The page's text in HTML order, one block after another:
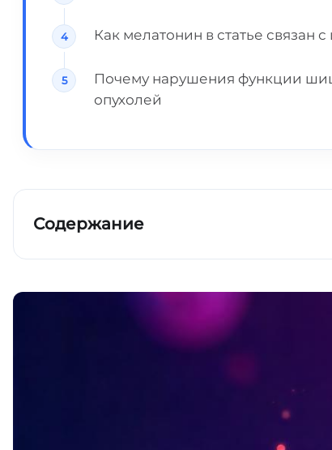
Как мелатонин в статье
Почему нарушения функции
опухолей
Содержание